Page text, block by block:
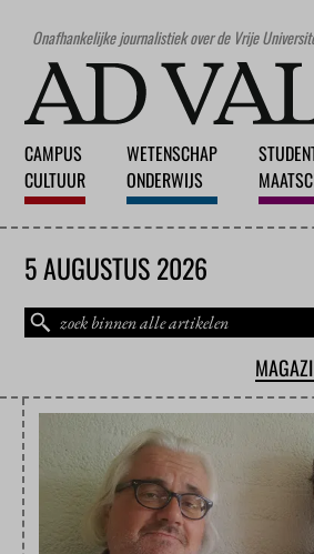
Onafhankelijke journalistiek over de Vrije
CAMPUS
CULTUUR
WETENSCHAP
ONDERWIJS
5 AUGUSTUS 2026